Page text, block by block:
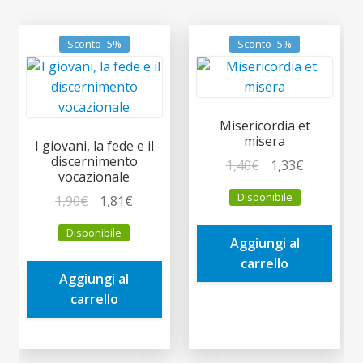
Sconto -5%
I giovani, la fede e il
discernimento
vocazionale
1,90€
prezzo
originale
era:
1,90€.
1,81€
è:
Disponibile
Aggiungi al
carrello
Sconto -5%
Misericordia et
misera
1,40€
prezzo
originale
era:
1,40€.
1,33€Il
è:
Disponibile
Aggiungi al
carrello